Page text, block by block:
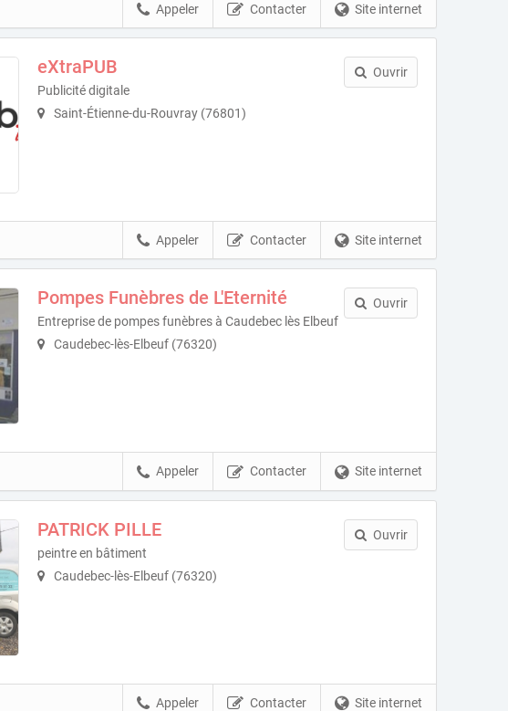
Site internet
Contacter
Appeler
eXtraPUB
Publicité digitale
Saint-Étienne-du-Rouvray (76801)
Ouvrir
Site internet
Contacter
Appeler
Pompes Funèbres de L'Eternité
Entreprise de pompes funèbres à Caudebec lès Elbeuf
Caudebec-lès-Elbeuf (76320)
Ouvrir
Site internet
Contacter
Appeler
PATRICK PILLE
peintre en bâtiment
Caudebec-lès-Elbeuf (76320)
Ouvrir
Site internet
Contacter
Appeler